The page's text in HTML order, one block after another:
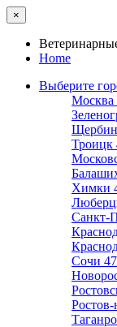
×
Home
Выберите
Москва
Троицк
Химки
Санкт-
Сочи 47